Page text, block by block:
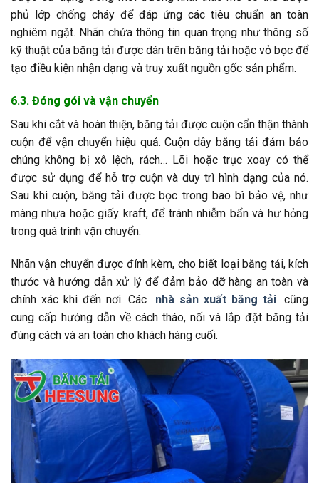
phủ lớp chống cháy để đáp ứng các tiêu chuẩn an toàn
nghiêm ngặt. Nhãn chứa thông tin quan trọng như thông số
kỹ thuật của băng tải được dán trên băng tải hoặc vỏ bọc để
tạo điều kiện nhận dạng và truy xuất nguồn gốc sản phẩm.
6.3. Đóng gói và vận chuyển
Sau khi cắt và hoàn thiện, băng tải được cuộn cẩn thận thành
cuộn để vận chuyển hiệu quả. Cuộn dây băng tải đảm bảo
chúng không bị xô lệch, rách… Lõi hoặc trục xoay có thể
được sử dụng để hỗ trợ cuộn và duy trì hình dạng của nó.
Sau khi cuộn, băng tải được bọc trong bao bì bảo vệ, như
màng nhựa hoặc giấy kraft, để tránh nhiễm bẩn và hư hỏng
trong quá trình vận chuyển.
Nhãn vận chuyển được đính kèm, cho biết loại băng tải, kích
thước và hướng dẫn xử lý để đảm bảo dỡ hàng an toàn và
chính xác khi đến nơi. Các
nhà sản xuất băng tải cũng
cung cấp hướng dẫn về cách tháo, nối và lắp đặt băng tải
đúng cách và an toàn cho khách hàng cuối.